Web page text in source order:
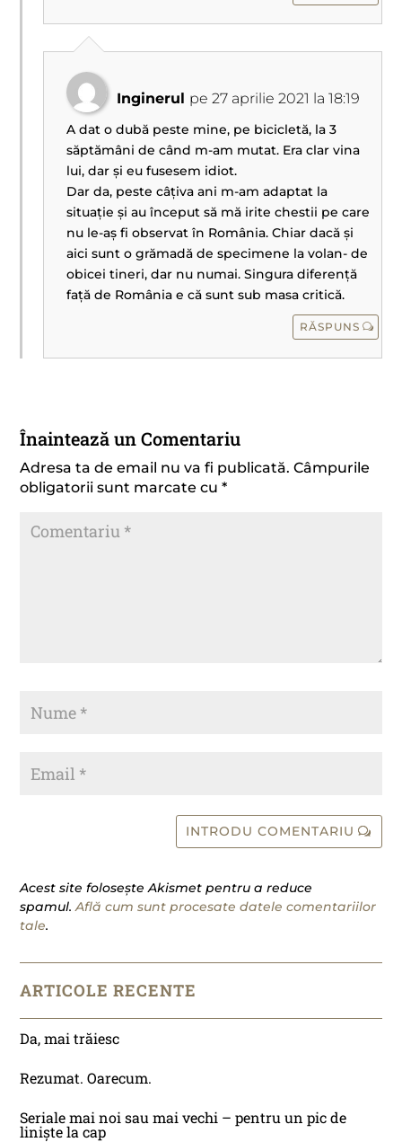
Inginerul pe 27 aprilie 2021 la 18:19
A dat o dubă peste mine, pe bicicletă, la 3
săptămâni de când m-am mutat. Era clar vina
lui, dar și eu fusesem idiot.
Dar da, peste câțiva ani m-am adaptat la
situație și au început să mă irite chestii pe care
nu le-aș fi observat în România. Chiar dacă și
aici sunt o grămadă de specimene la volan- de
obicei tineri, dar nu numai. Singura diferență
față de România e că sunt sub masa critică.
RĂSPUNS
Înaintează un Comentariu
Adresa ta de email nu va fi publicată. Câmpurile
obligatorii sunt marcate cu*
INTRODU COMENTARIU
Acest site folosește Akismet pentru a reduce
spamul.Află cum sunt procesate datele comentariilor
tale.
ARTICOLE RECENTE
Da, mai trăiesc
Rezumat. Oarecum.
Seriale mai noi sau mai vechi – pentru un pic de
liniște la cap